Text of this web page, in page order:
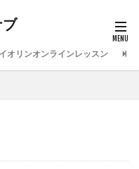
オリンオンラインレッスン バ